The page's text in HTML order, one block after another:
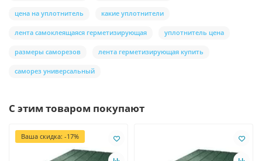
цена на уплотнитель какие уплотнители
лента самоклеящаяся герметизирующая уплотнитель цена
размеры саморезов лента герметизирующая купить
саморез универсальный
С этим товаром покупают
Ваша скидка: -17%